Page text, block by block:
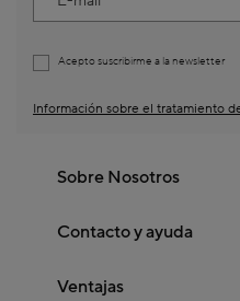
Acepto suscribirme a la newsletter
Información sobre el tratamiento
Sobre Nosotros
Contacto y ayuda
Ventajas